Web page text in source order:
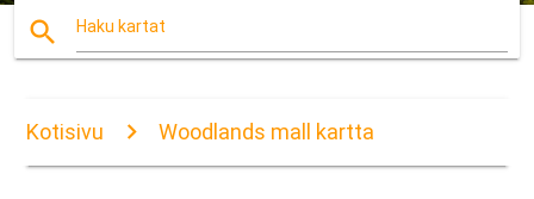
search Haku kartat
Kotisivu Woodlands mall kartta